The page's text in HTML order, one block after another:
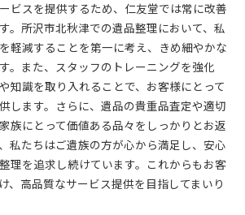
ビスを提供するため、仁友堂では常に改善
。所沢市北秋津での遺品整理において、私
軽減することを第一に考え、きめ細やかな
。また、スタッフのトレーニングを強化
知識を取り入れることで、お客様にとって
します。さらに、遺品の貴重品査定や適切
族にとって価値ある品々をしっかりとお返
私たちはご遺族の方が心から満足し、安心
理を追求し続けています。これからもお客
、高品質なサービス提供を目指してまいり